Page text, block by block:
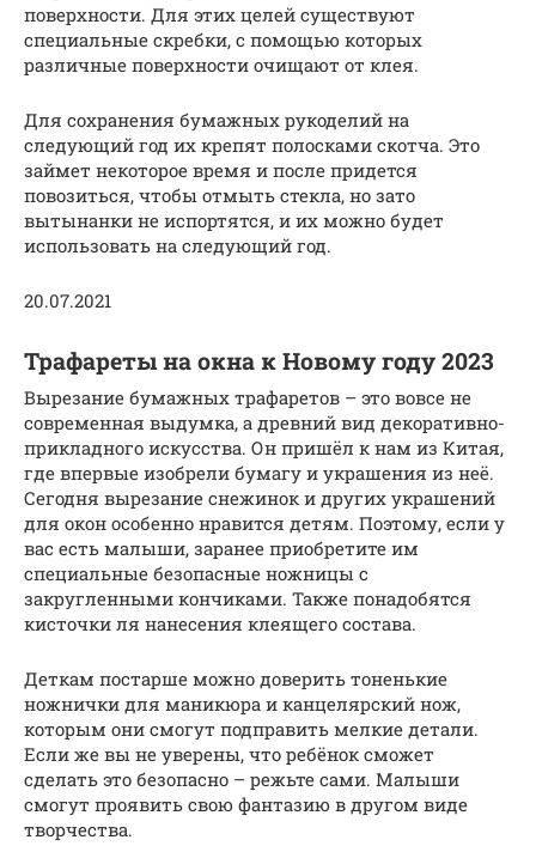
поверхности. Для этих целей существуют
специальные скребки, с помощью которых
различные поверхности очищают от клея.
Для сохранения бумажных рукоделий на
следующий год их крепят полосками скотча. Это
займет некоторое время и после придется
повозиться, чтобы отмыть стекла, но зато
вытынанки не испортятся, и их можно будет
использовать на следующий год.
20.07.2021
Трафареты на окна к Новому году 2023
Вырезание бумажных трафаретов – это вовсе не
современная выдумка, а древний вид декоративно-
прикладного искусства. Он пришёл к нам из Китая,
где впервые изобрели бумагу и украшения из неё.
Сегодня вырезание снежинок и других украшений
для окон особенно нравится детям. Поэтому, если у
вас есть малыши, заранее приобретите им
специальные безопасные ножницы с
закругленными кончиками. Также понадобятся
кисточки ля нанесения клеящего состава.
Деткам постарше можно доверить тоненькие
ножнички для маникюра и канцелярский нож,
которым они смогут подправить мелкие детали.
Если же вы не уверены, что ребёнок сможет
сделать это безопасно – режьте сами. Малыши
смогут проявить свою фантазию в другом виде
творчества.